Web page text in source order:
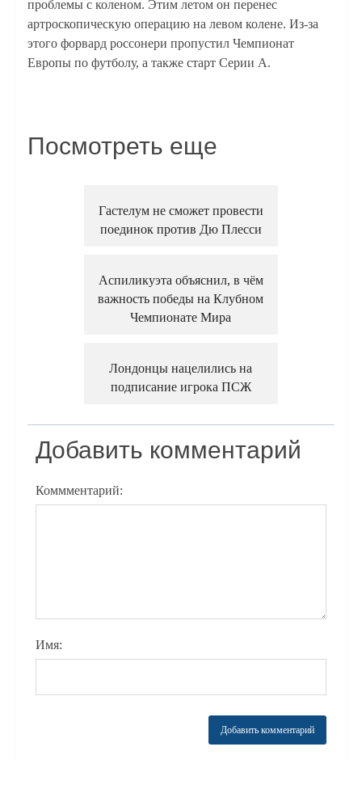
проблемы с коленом. Этим летом он перенес
артроскопическую операцию на левом колене. Из-за
этого форвард россонери пропустил Чемпионат
Европы по футболу, а также старт Серии A.
Посмотреть еще
Гастелум не сможет провести
поединок против Дю Плесси
Аспиликуэта объяснил, в чём
важность победы на Клубном
Чемпионате Мира
Лондонцы нацелились на
подписание игрока ПСЖ
Добавить комментарий
Коммментарий:
Имя: